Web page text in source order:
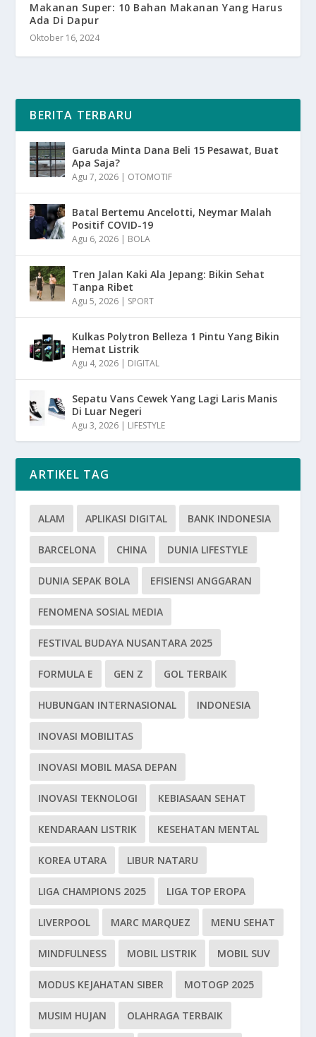
Makanan Super: 10 Bahan Makanan Yang Harus
Ada Di Dapur
Oktober 16, 2024
BERITA TERBARU
Garuda Minta Dana Beli 15 Pesawat, Buat
Apa Saja?
Agu 7, 2026 | OTOMOTIF
Batal Bertemu Ancelotti, Neymar Malah
Positif COVID-19
Agu 6, 2026 | BOLA
Tren Jalan Kaki Ala Jepang: Bikin Sehat
Tanpa Ribet
Agu 5, 2026 | SPORT
Kulkas Polytron Belleza 1 Pintu Yang Bikin
Hemat Listrik
Agu 4, 2026 | DIGITAL
Sepatu Vans Cewek Yang Lagi Laris Manis
Di Luar Negeri
Agu 3, 2026 | LIFESTYLE
ARTIKEL TAG
ALAM APLIKASI DIGITAL BANK INDONESIA
BARCELONA CHINA DUNIA LIFESTYLE
DUNIA SEPAK BOLA EFISIENSI ANGGARAN
FENOMENA SOSIAL MEDIA
FESTIVAL BUDAYA NUSANTARA 2025
FORMULA E GEN Z GOL TERBAIK
HUBUNGAN INTERNASIONAL INDONESIA
INOVASI MOBILITAS
INOVASI MOBIL MASA DEPAN
INOVASI TEKNOLOGI KEBIASAAN SEHAT
KENDARAAN LISTRIK KESEHATAN MENTAL
KOREA UTARA LIBUR NATARU
LIGA CHAMPIONS 2025 LIGA TOP EROPA
LIVERPOOL MARC MARQUEZ MENU SEHAT
MINDFULNESS MOBIL LISTRIK MOBIL SUV
MODUS KEJAHATAN SIBER MOTOGP 2025
MUSIM HUJAN OLAHRAGA TERBAIK